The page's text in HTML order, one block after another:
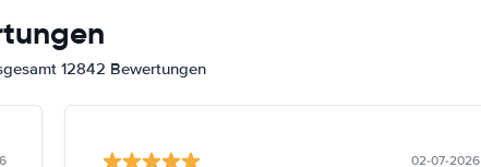
12842 Bewertungen
02-07-2026